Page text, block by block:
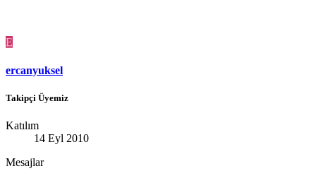
E
ercanyuksel
Takipçi Üyemiz
Katılım
14 Eyl 2010
Mesajlar